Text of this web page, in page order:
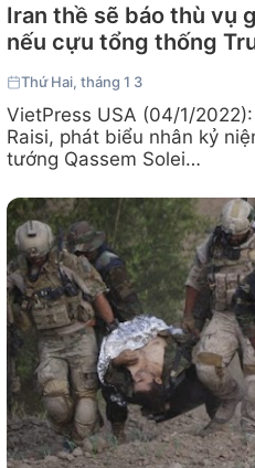
Iran thề sẽ báo thù vụ
nếu cựu tổng thống
Thứ Hai, tháng 1 3
VietPress USA (04/1/
Raisi, phát biểu nhân kỷ
tướng Qassem Solei…